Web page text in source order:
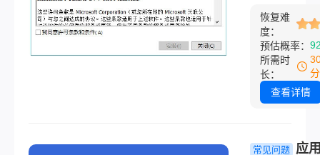
备。
法全解析！
例如“无法启
序，因为计
丢失xxx.dll”
到xxx.dll文件
类问题通常
化系统可以
恢复难
度：
预估概率：
所需时
长：
查看详情
常见问题 应